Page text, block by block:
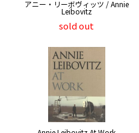
アニー・リーボヴィッツ / Annie
Leibovitz
sold out